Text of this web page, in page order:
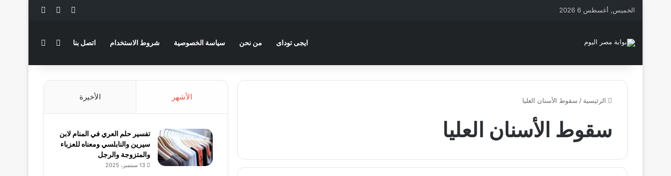
الخميس, أغسطس 6 2026 فيسبوك
ايجى توداى من نحن سياسة الخصوصية شروط الاستخدام اتصل بنا الوضع المظلم
الرئيسية / سقوط الأسنان العليا
سقوط الأسنان العليا
الأشهر الأخيرة
تفسير حلم العري في المنام لابن
سيرين والنابلسي ومعناه للعزباء
والمتزوجة والرجل
13 سبتمبر، 2025